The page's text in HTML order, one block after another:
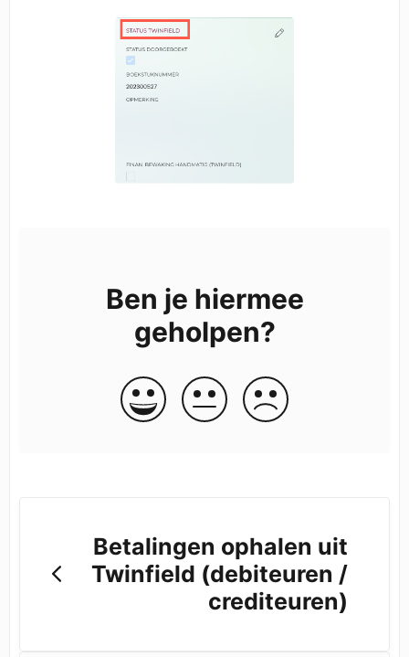
Ben je hiermee
geholpen?
Betalingen ophalen uit
Twinfield (debiteuren /
crediteuren)